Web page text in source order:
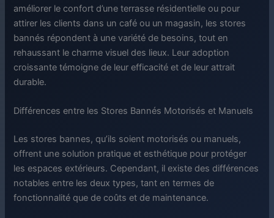
améliorer le confort d’une terrasse résidentielle ou pour
attirer les clients dans un café ou un magasin, les stores
bannés répondent à une variété de besoins, tout en
rehaussant le charme visuel des lieux. Leur adoption
croissante témoigne de leur efficacité et de leur attrait
durable.
Différences entre les Stores Bannés Motorisés et Manuels
Les stores bannes, qu’ils soient motorisés ou manuels,
offrent une solution pratique et esthétique pour protéger
les espaces extérieurs. Cependant, il existe des différences
notables entre les deux types, tant en termes de
fonctionnalité que de coûts et de maintenance.